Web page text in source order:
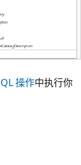
操作中执行你